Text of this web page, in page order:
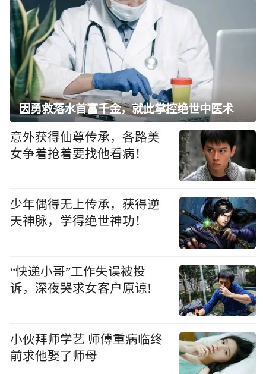
因勇救落水首富千金，就此掌控绝世中医术
意外获得仙尊传承，各路美
女争着抢着要找他看病！
少年偶得无上传承，获得逆
天神脉，学得绝世神功！
“快递小哥”工作失误被投
诉，深夜哭求女客户原谅!
小伙拜师学艺 师傅重病临终
前求他娶了师母